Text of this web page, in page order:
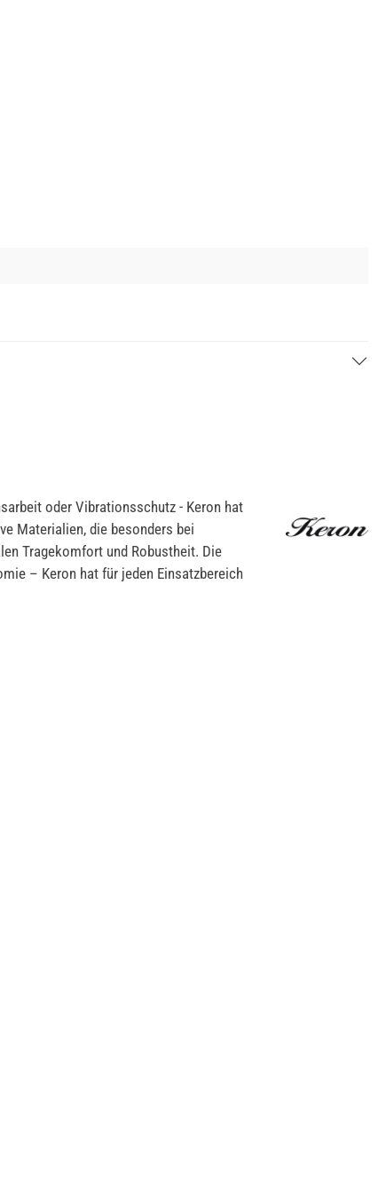
oder Vibrationsschutz - Keron hat
Materialien, die besonders bei
Tragekomfort und Robustheit. Die
– Keron hat für jeden Einsatzbereich